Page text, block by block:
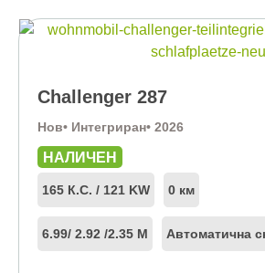
Challenger 287
Нов• Интегриран• 2026
НАЛИЧЕН
165 К.С. / 121 KW 0 км
6.99/ 2.92 /2.35 М Автоматична